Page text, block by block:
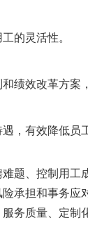
的灵活性。
效改革方案
，有效降低员
题、控制用工
承担和事务应
务质量、定制